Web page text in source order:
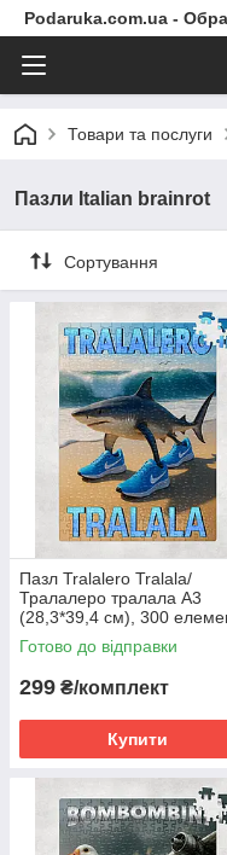
Podaruka.com.ua -
Товари та послуги
Пазли Italian brainrot
Сортування
Пазл Tralalero Tralala/
Тралалеро тралала А3
(28,3*39,4 см), 300
Готово до відправки
299 ₴/комплект
Купити